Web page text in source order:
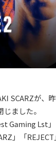
SCARZが、
ました。
Gaming Lst
」「